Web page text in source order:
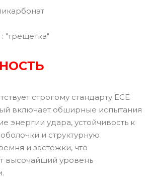
строгому стандарту ECE
включает обширные испытания
энергии удара, устойчивость к
и структурную
и застежки, что
высочайший уровень